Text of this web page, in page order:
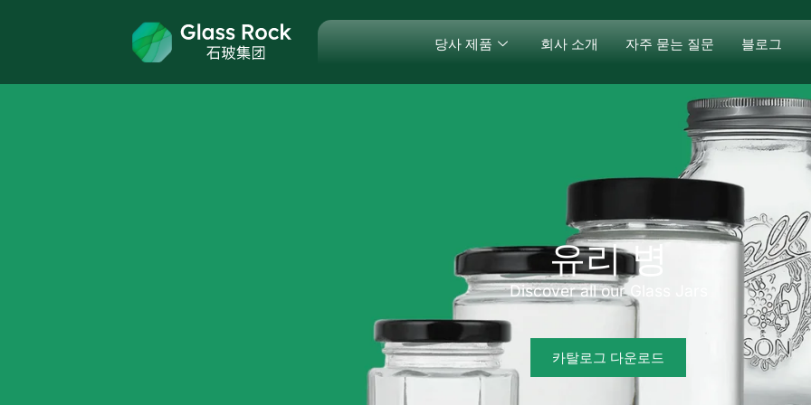
당사 제품 회사 소개 자주 묻는 질문 블로그
유리 병
Discover all our Glass Jars
카탈로그 다운로드